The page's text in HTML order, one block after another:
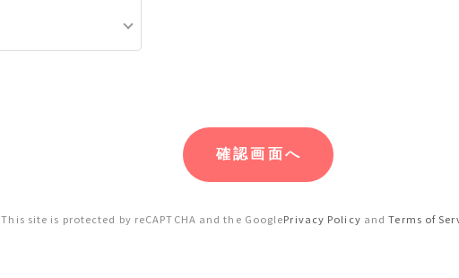
This site is protected by reCAPTCHA and the GooglePrivacy Policy andTerms of